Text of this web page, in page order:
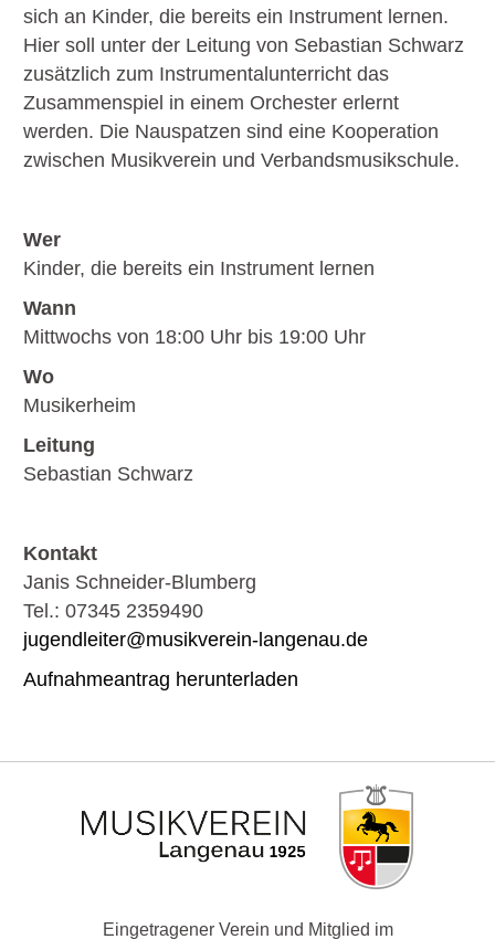
sich an Kinder, die bereits ein Instrument lernen.
Hier soll unter der Leitung von Sebastian Schwarz
zusätzlich zum Instrumentalunterricht das
Zusammenspiel in einem Orchester erlernt
werden. Die Nauspatzen sind eine Kooperation
zwischen Musikverein und Verbandsmusikschule.
Wer
Kinder, die bereits ein Instrument lernen
Wann
Mittwochs von 18:00 Uhr bis 19:00 Uhr
Wo
Musikerheim
Leitung
Sebastian Schwarz
Kontakt
Janis Schneider-Blumberg
Tel.: 07345 2359490
jugendleiter@musikverein-langenau.de
Aufnahmeantrag herunterladen
Eingetragener Verein und Mitglied im